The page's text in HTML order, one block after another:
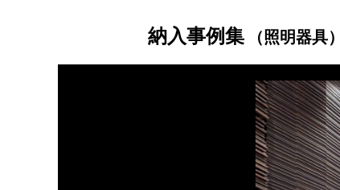
納入事例集 （照明器具）